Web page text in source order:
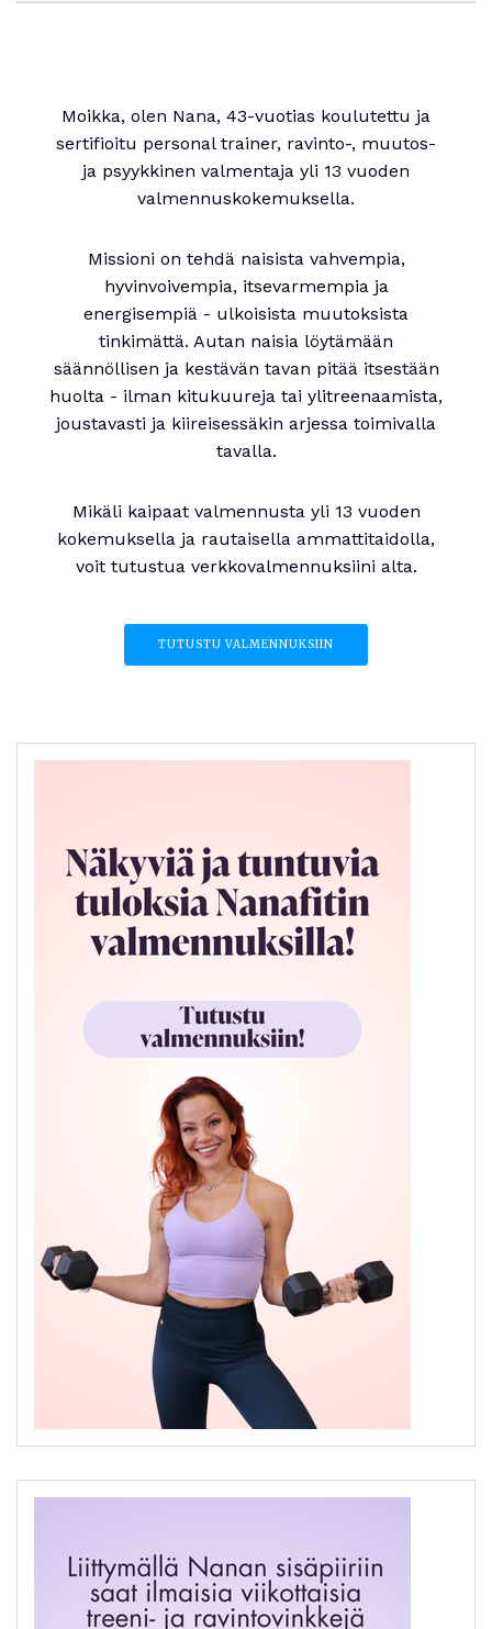
Moikka, olen Nana, 43-vuotias koulutettu ja
sertifioitu personal trainer, ravinto-, muutos-
ja psyykkinen valmentaja yli 13 vuoden
valmennuskokemuksella.
Missioni on tehdä naisista vahvempia,
hyvinvoivempia, itsevarmempia ja
energisempiä - ulkoisista muutoksista
tinkimättä. Autan naisia löytämään
säännöllisen ja kestävän tavan pitää itsestään
huolta - ilman kitukuureja tai ylitreenaamista,
joustavasti ja kiireisessäkin arjessa toimivalla
tavalla.
Mikäli kaipaat valmennusta yli 13 vuoden
kokemuksella ja rautaisella ammattitaidolla,
voit tutustua verkkovalmennuksiini alta.
TUTUSTU VALMENNUKSIIN